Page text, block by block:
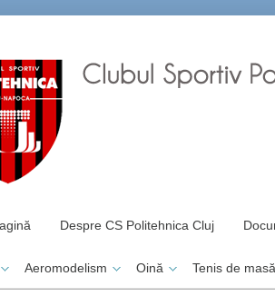
Despre CS Politehnica Cluj
Aeromodelism Oină Tenis de masă